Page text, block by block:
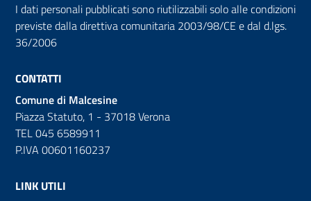
I dati personali pubblicati sono riutilizzabili solo alle condizioni
previste dalla direttiva comunitaria 2003/98/CE e dal d.lgs.
36/2006
CONTATTI
Comune di Malcesine
Piazza Statuto, 1 - 37018 Verona
TEL 045 6589911
P.IVA 00601160237
LINK UTILI